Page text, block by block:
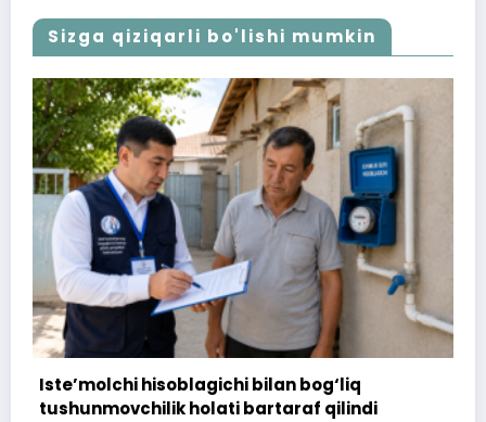
Sizga qiziqarli bo'lishi mumkin
172 million so‘m to‘landi, ammo uy
topshirilmadi…